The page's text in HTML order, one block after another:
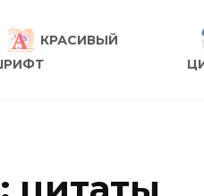
КРАСИВЫЙ